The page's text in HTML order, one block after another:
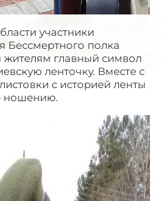
участники
Бессмертного полка
главный символ
ленточку. Вместе с
с историей ленты
ношению.